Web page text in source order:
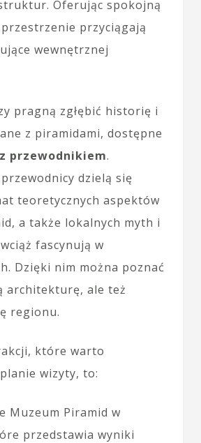
Oferując spokojną
przyciągają
wewnętrznej
pragną zgłębić historię i
z piramidami, dostępne
przewodnikiem.
dzielą się
teoretycznych aspektów
a także lokalnych myth i
fascynują w
Dzięki nim można poznać
architekturę, ale też
regionu.
które warto
wizyty, to:
Muzeum Piramid w
przedstawia wyniki